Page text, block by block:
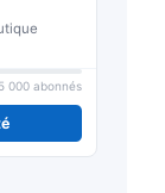
000 abonnés